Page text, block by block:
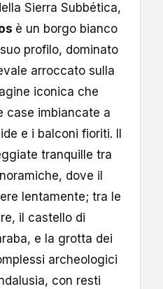
Sierra Subbética,
è un borgo bianco
profilo, dominato
arroccato sulla
iconica che
case imbiancate a
e i balconi fioriti. Il
tranquille tra
dove il
lentamente; tra le
il castello di
e la grotta dei
archeologici
con resti